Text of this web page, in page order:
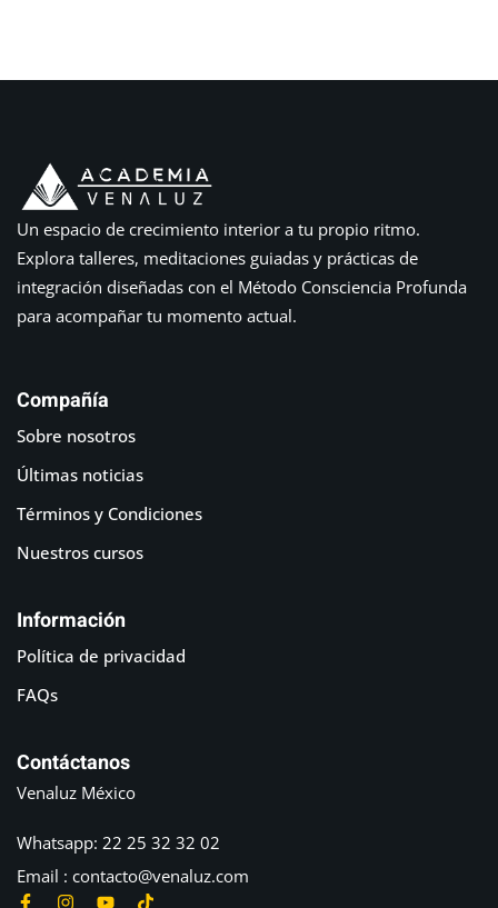
Un espacio de crecimiento interior a tu propio ritmo.
Explora talleres, meditaciones guiadas y prácticas de
integración diseñadas con el Método Consciencia Profunda
para acompañar tu momento actual.
Compañía
Sobre nosotros
Últimas noticias
Términos y Condiciones
Nuestros cursos
Información
Política de privacidad
FAQs
Contáctanos
Venaluz México
Whatsapp: 22 25 32 32 02
Email : contacto@venaluz.com